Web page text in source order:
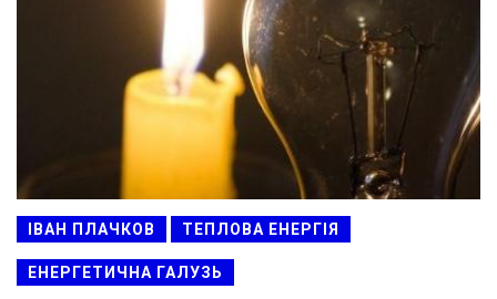
ІВАН ПЛАЧКОВ ТЕПЛОВА ЕНЕРГІЯ
ЕНЕРГЕТИЧНА ГАЛУЗЬ